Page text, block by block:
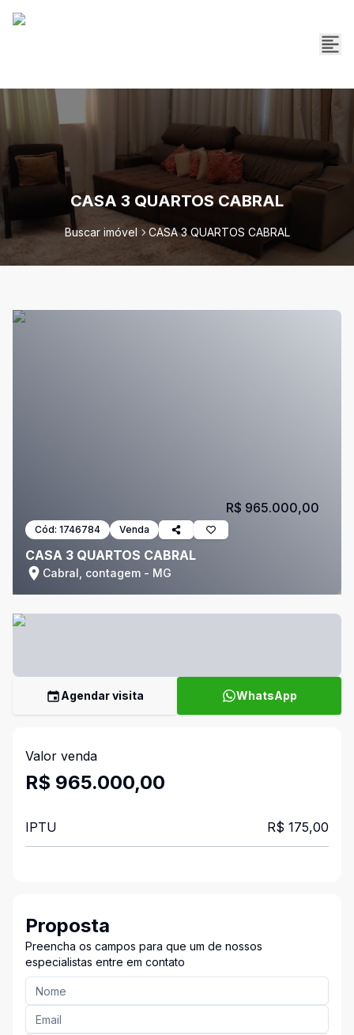
CASA 3 QUARTOS CABRAL
Buscar imóvel CASA 3 QUARTOS CABRAL
Cód: 1746784 Venda
CASA 3 QUARTOS CABRAL
Cabral, contagem - MG
R$ 965.000,00
Agendar visita WhatsApp
Valor venda
R$ 965.000,00
IPTU R$ 175,00
Proposta
Preencha os campos para que um de nossos
especialistas entre em contato